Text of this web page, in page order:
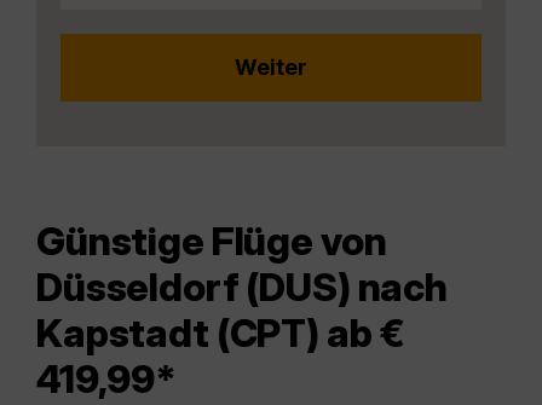
Günstige Flüge von
Düsseldorf (DUS) nach
Kapstadt (CPT) ab €
419,99*